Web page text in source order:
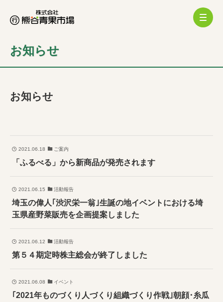
お知らせ
お知らせ
2021.06.18 ご案内
「ふるべる」から新商品が発売されます
2021.06.15 活動報告
埼玉の偉人｢渋沢栄一翁｣生誕の地イベントにおける埼
玉県産野菜販売を企画提案しました
2021.06.12 活動報告
第５４期定時株主総会が終了しました
2021.06.08 イベント
｢2021年ものづくり人づくり組織づくり作戦｣朝顔･糸瓜